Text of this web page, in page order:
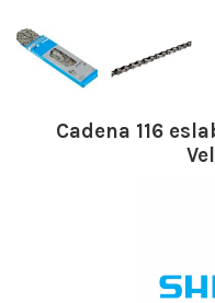
Cadena 116